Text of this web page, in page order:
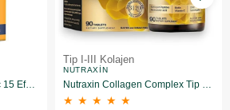
Nutraxin Vitamin C-D Zinc 15 Efervesan Tablet 2 Adet
Tip I-III Kolajen
NUTRAXIN
Nutraxin Collagen Complex Tip 1-2-3-5-10 3120 mg 90 Tablet 3 Adet
★ ★ ★ ★ ★